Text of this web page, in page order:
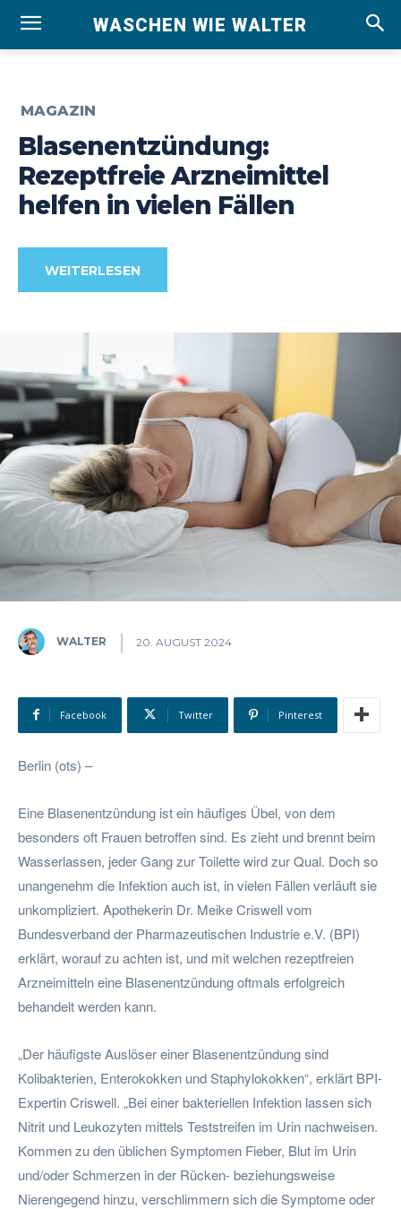
WASCHEN WIE WALTER
MAGAZIN
Blasenentzündung:
Rezeptfreie Arzneimittel
helfen in vielen Fällen
WEITERLESEN
WALTER 20. AUGUST 2024
Facebook Twitter Pinterest
Berlin (ots) –
Eine Blasenentzündung ist ein häufiges Übel, von dem
besonders oft Frauen betroffen sind. Es zieht und brennt beim
Wasserlassen, jeder Gang zur Toilette wird zur Qual. Doch so
unangenehm die Infektion auch ist, in vielen Fällen verläuft sie
unkompliziert. Apothekerin Dr. Meike Criswell vom
Bundesverband der Pharmazeutischen Industrie e.V. (BPI)
erklärt, worauf zu achten ist, und mit welchen rezeptfreien
Arzneimitteln eine Blasenentzündung oftmals erfolgreich
behandelt werden kann.
„Der häufigste Auslöser einer Blasenentzündung sind
Kolibakterien, Enterokokken und Staphylokokken“, erklärt BPI-
Expertin Criswell. „Bei einer bakteriellen Infektion lassen sich
Nitrit und Leukozyten mittels Teststreifen im Urin nachweisen.
Kommen zu den üblichen Symptomen Fieber, Blut im Urin
und/oder Schmerzen in der Rücken- beziehungsweise
Nierengegend hinzu, verschlimmern sich die Symptome oder